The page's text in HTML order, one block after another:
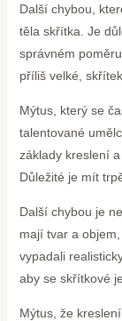
Další chybou,
těla skřítka. Je
správném
příliš velké,
Mýtus, který se
talentované
základy kreslení
Důležité je mít
Další chybou je
mají tvar a
vypadali
aby se skřítkové
Mýtus, že